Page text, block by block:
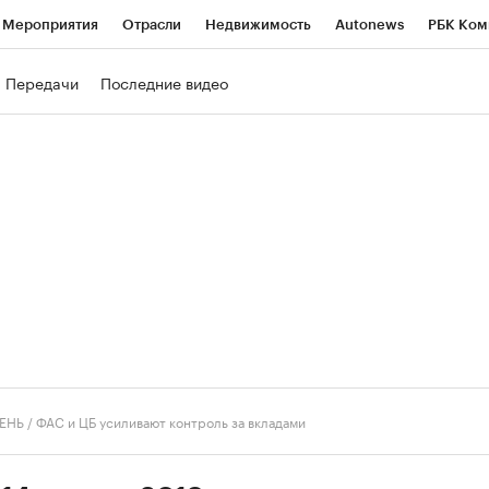
Мероприятия Отрасли Недвижимость Autonews РБК
Передачи Последние видео
/ФАС и ЦБ усиливают контроль за вкладами